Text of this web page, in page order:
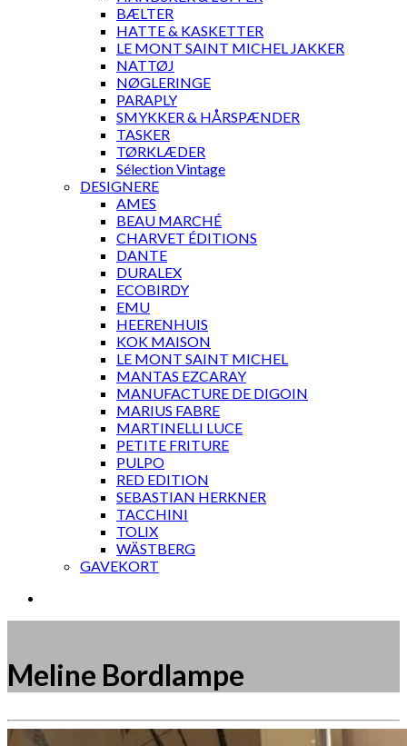
BÆLTER
HATTE & KASKETTER
LE MONT SAINT MICHEL JAKKER
NATTØJ
NØGLERINGE
PARAPLY
SMYKKER & HÅRSPÆNDER
TASKER
TØRKLÆDER
Sélection Vintage
DESIGNERE
AMES
BEAU MARCHÉ
CHARVET ÉDITIONS
DANTE
DURALEX
ECOBIRDY
EMU
HEERENHUIS
KOK MAISON
LE MONT SAINT MICHEL
MANTAS EZCARAY
MANUFACTURE DE DIGOIN
MARIUS FABRE
MARTINELLI LUCE
PETITE FRITURE
PULPO
RED EDITION
SEBASTIAN HERKNER
TACCHINI
TOLIX
WÄSTBERG
GAVEKORT
Meline Bordlampe
Måske kunne nogle af disse produkter have din